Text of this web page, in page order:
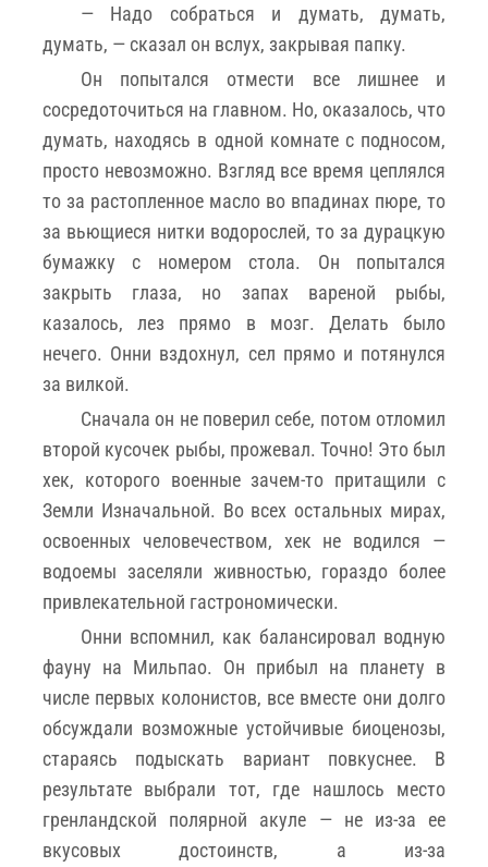
— Надо собраться и думать, думать,
думать, — сказал он вслух, закрывая папку.
Он попытался отмести все лишнее и
сосредоточиться на главном. Но, оказалось, что
думать, находясь в одной комнате с подносом,
просто невозможно. Взгляд все время цеплялся
то за растопленное масло во впадинах пюре, то
за вьющиеся нитки водорослей, то за дурацкую
бумажку с номером стола. Он попытался
закрыть глаза, но запах вареной рыбы,
казалось, лез прямо в мозг. Делать было
нечего. Онни вздохнул, сел прямо и потянулся
за вилкой.
Сначала он не поверил себе, потом отломил
второй кусочек рыбы, прожевал. Точно! Это был
хек, которого военные зачем-то притащили с
Земли Изначальной. Во всех остальных мирах,
освоенных человечеством, хек не водился —
водоемы заселяли живностью, гораздо более
привлекательной гастрономически.
Онни вспомнил, как балансировал водную
фауну на Мильпао. Он прибыл на планету в
числе первых колонистов, все вместе они долго
обсуждали возможные устойчивые биоценозы,
стараясь подыскать вариант повкуснее. В
результате выбрали тот, где нашлось место
гренландской полярной акуле — не из-за ее
вкусовых достоинств, а из-за